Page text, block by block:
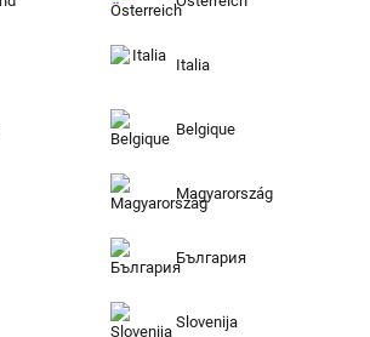
Italia
Belgique
Magyarország
България
Slovenija